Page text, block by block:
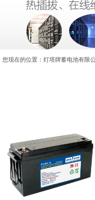
您现在的位置： 灯塔牌蓄电池有限